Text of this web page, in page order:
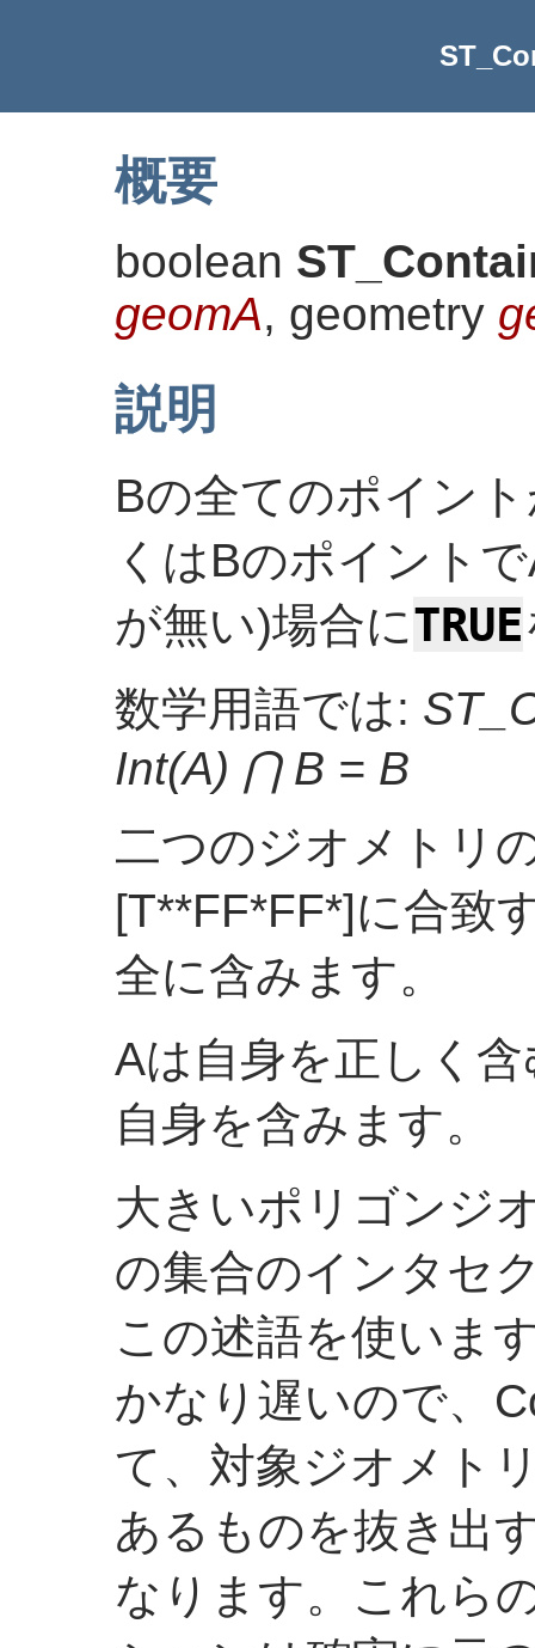
概要
boolean
geomA, geometry
説明
Bの全てのポイン
くはBのポイント
が無い)場合にTRUE
数学用語では:
Int(A) ⋂ B = B
二つのジオメトリ
[T**FF*FF*]に合致
全に含みます。
Aは自身を正しく
自身を含みます。
大きいポリゴンジ
の集合のインタセ
この述語を使いま
かなり遅いので、
て、対象ジオメト
あるものを抜き出
なります。これら